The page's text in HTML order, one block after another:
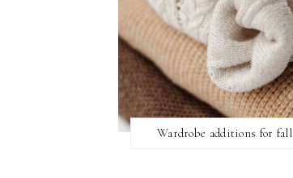
Wardrobe additions for fall